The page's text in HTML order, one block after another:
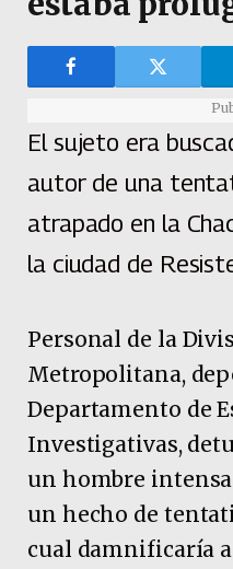
El sujeto era
autor de una
atrapado en la
la ciudad de
Personal de la
Metropolitana,
Departamento de
Investigativas,
un hombre
un hecho de
cual damnificaría